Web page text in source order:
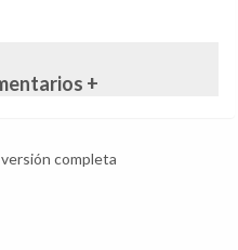
+
completa